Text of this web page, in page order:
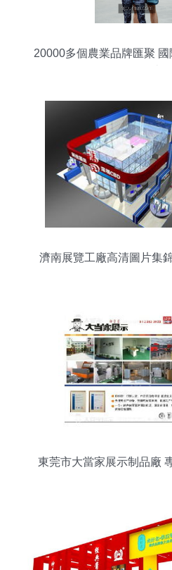
20000多個農業品牌匯聚
濟南展覽工廠高清圖片集
東莞市大當家展示制品廠